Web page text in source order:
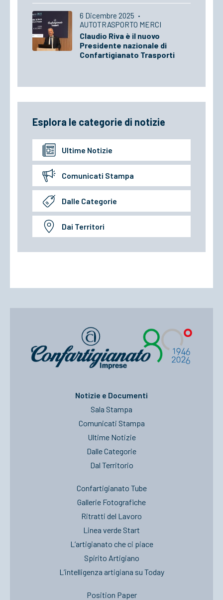
6 Dicembre 2025 ·
AUTOTRASPORTO MERCI
Claudio Riva è il nuovo
Presidente nazionale di
Confartigianato Trasporti
Esplora le categorie di notizie
Ultime Notizie
Comunicati Stampa
Dalle Categorie
Dai Territori
Notizie e Documenti
Sala Stampa
Comunicati Stampa
Ultime Notizie
Dalle Categorie
Dal Territorio
Confartigianato Tube
Gallerie Fotografiche
Ritratti del Lavoro
Linea verde Start
L’artigianato che ci piace
Spirito Artigiano
L’intelligenza artigiana su Today
Position Paper